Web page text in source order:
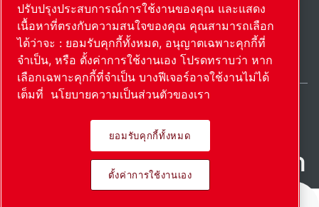
แผนผังเว็บไซต์ตั้งค่าการใช้งานเอง © 2026 ลิขสิทธิ์
Thailand / TH
ผลิตภัณฑ์ที่เป็นนวัตกรรม นํา
ไปใช้อย่างหลงใหล
ปรับปรุงประสบการณ์การใช้งานของคุณ และแสดง
เนื้อหาที่ตรงกับความสนใจของคุณ คุณสามารถเลือก
ได้ว่าจะ : ยอมรับคุกกี้ทั้งหมด, อนุญาตเฉพาะคุกกี้ที่
จำเป็น, หรือ ตั้งค่าการใช้งานเอง โปรดทราบว่า หาก
เลือกเฉพาะคุกกี้ที่จำเป็น บางฟีเจอร์อาจใช้งานไม่ได้
เต็มที่ นโยบายความเป็นส่วนตัวของเรา
ยอมรับคุกกี้ทั้งหมด
ตั้งค่าการใช้งานเอง